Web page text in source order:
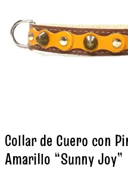
Collar de Cuero con
Amarillo “Sunny Joy”